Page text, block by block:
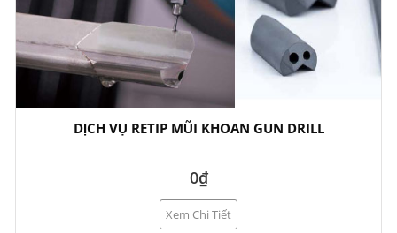
DỊCH VỤ RETIP MŨI KHOAN GUN DRILL
0₫
Xem Chi Tiết